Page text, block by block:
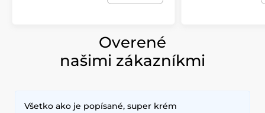
Overené
našimi zákazníkmi
Všetko ako je popísané, super krém